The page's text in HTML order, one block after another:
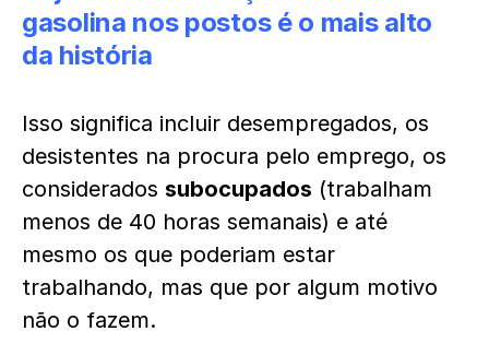
gasolina nos postos é o mais alto
da história
Isso significa incluir desempregados, os
desistentes na procura pelo emprego, os
considerados subocupados (trabalham
menos de 40 horas semanais) e até
mesmo os que poderiam estar
trabalhando, mas que por algum motivo
não o fazem.